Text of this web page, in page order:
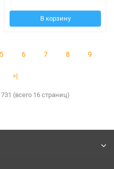
В корзину
5 6 7 8 9
>|
(всего 16 страниц)